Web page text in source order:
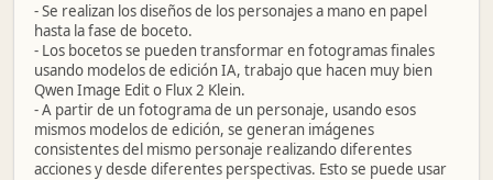
- Se realizan los diseños de los personajes a mano en papel
hasta la fase de boceto.
- Los bocetos se pueden transformar en fotogramas finales
usando modelos de edición IA, trabajo que hacen muy bien
Qwen Image Edit o Flux 2 Klein.
- A partir de un fotograma de un personaje, usando esos
mismos modelos de edición, se generan imágenes
consistentes del mismo personaje realizando diferentes
acciones y desde diferentes perspectivas. Esto se puede usar